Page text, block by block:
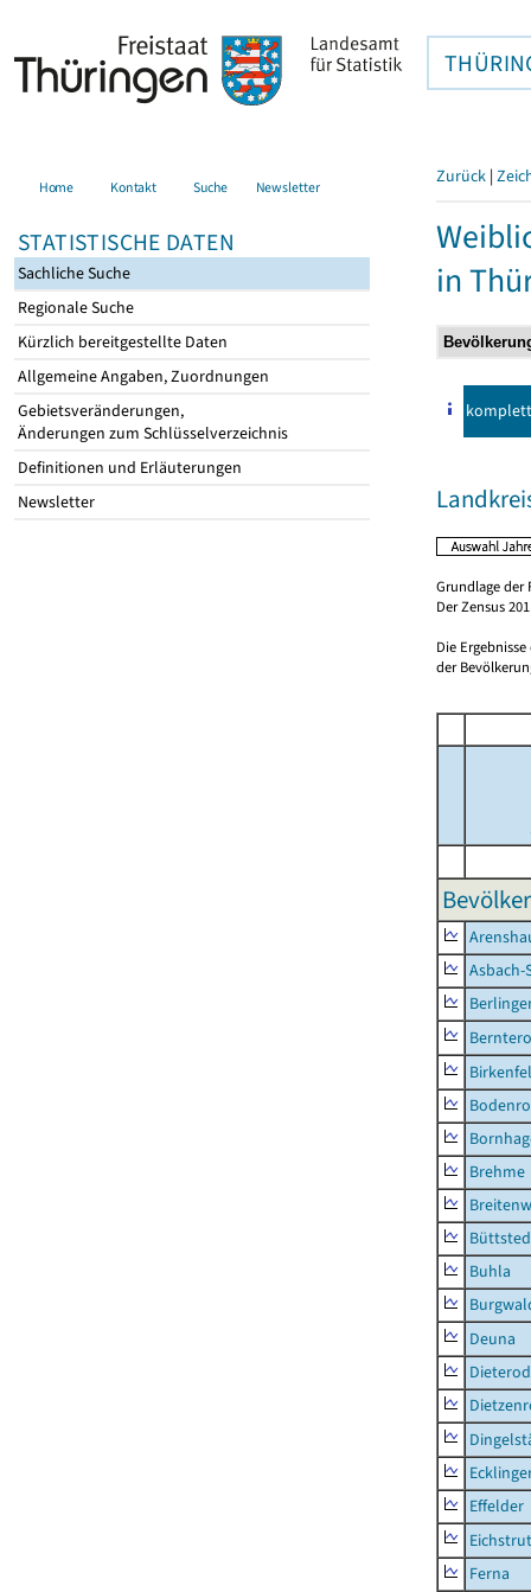
Home Kontakt Suche Newsletter
STATISTISCHE DATEN
Sachliche Suche
Regionale Suche
Kürzlich bereitgestellte Daten
Allgemeine Angaben, Zuordnungen
Gebietsveränderungen,
Änderungen zum Schlüsselverzeichnis
Definitionen und Erläuterungen
Newsletter
Zurück |
in
komplett
Grundlage der
Der Zensus
Die
der
Asbach-
Brehme
Buhla
Deuna
Effelder
Ferna